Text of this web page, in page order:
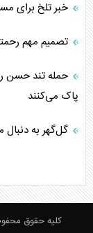
خبر تلخ برای
تصمیم مهم
حمله تند حسن
پاک می‌کنند
گل‌گهر به دنبال
کلیه حقوق